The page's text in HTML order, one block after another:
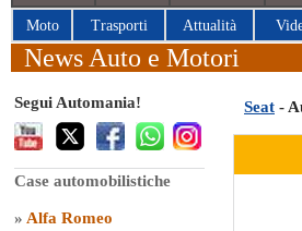
Moto Trasporti Attualità
News Auto e Motori
Segui Automania!
Case automobilistiche
» Alfa Romeo
Seat -